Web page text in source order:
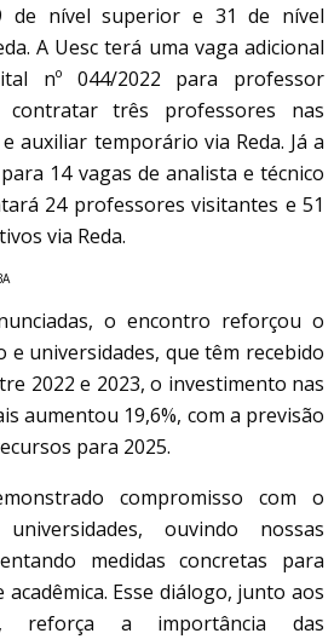
de nível superior e 31 de nível
A Uesc terá uma vaga adicional
nº 044/2022 para professor
contratar três professores nas
auxiliar temporário via Reda. Já a
14 vagas de analista e técnico
24 professores visitantes e 51
via Reda.
o encontro reforçou o
universidades, que têm recebido
2022 e 2023, o investimento nas
aumentou 19,6%, com a previsão
para 2025.
compromisso com o
ouvindo nossas
medidas concretas para
Esse diálogo, junto aos
reforça a importância das